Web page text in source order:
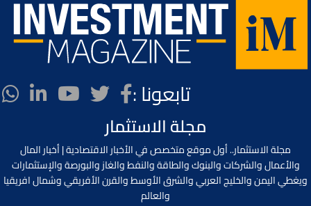
تابعونا :
مجلة الاستثمار
مجلة الاستثمار.. أول موقع متخصص في الأخبار الاقتصادية | أخبار المال
والأعمال والشركات والبنوك والطاقة والنفط والغاز والبورصة والإستثمارات
ويغطي اليمن والخليج العربي والشرق الأوسط والقرن الأفريقي وشمال افريقيا
والعالم